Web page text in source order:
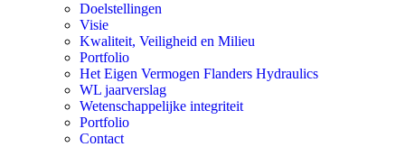
Doelstellingen
Visie
Kwaliteit, Veiligheid en Milieu
Portfolio
Het Eigen Vermogen Flanders Hydraulics
WL jaarverslag
Wetenschappelijke integriteit
Portfolio
Contact